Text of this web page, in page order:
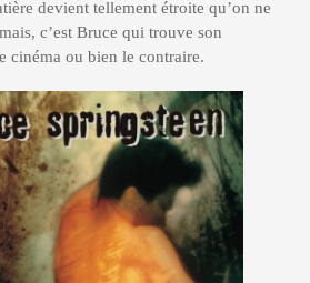
devient tellement étroite qu’on ne
c’est Bruce qui trouve son
cinéma ou bien le contraire.